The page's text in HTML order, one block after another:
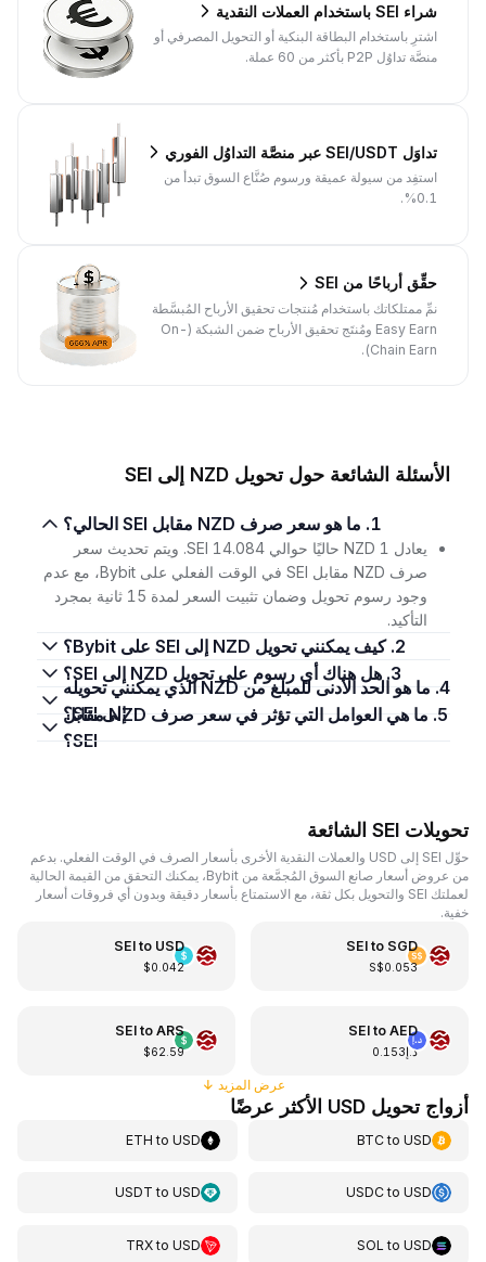
شراء SEI باستخدام العملات النقدية
اشترِ باستخدام البطاقة البنكية أو التحويل المصرفي أو
منصَّة تداوُل P2P بأكثر من 60 عملة.
تداوَل SEI/USDT عبر منصَّة التداوُل الفوري
استفِد من سيولة عميقة ورسوم صُنَّاع السوق تبدأ من
0.1%.
حقِّق أرباحًا من SEI
نمِّ ممتلكاتك باستخدام مُنتجات تحقيق الأرباح المُبسَّطة
Easy Earn ومُنتَج تحقيق الأرباح ضمن الشبكة (On-
Chain Earn).
الأسئلة الشائعة حول تحويل NZD إلى SEI
1. ما هو سعر صرف NZD مقابل SEI الحالي؟
يعادل 1 NZD حاليًا حوالي 14.084 SEI. ويتم تحديث سعر
صرف NZD مقابل SEI في الوقت الفعلي على Bybit، مع عدم
وجود رسوم تحويل وضمان تثبيت السعر لمدة 15 ثانية بمجرد
التأكيد.
2. كيف يمكنني تحويل NZD إلى SEI على Bybit؟
3. هل هناك أي رسوم على تحويل NZD إلى SEI؟
4. ما هو الحد الأدنى للمبلغ من NZD الذي يمكنني تحويله
إلى SEI؟5. ما هي العوامل التي تؤثر في سعر صرف NZD مقابل
SEI؟
تحويلات SEI الشائعة
حوِّل SEI إلى USD والعملات النقدية الأخرى بأسعار الصرف في الوقت الفعلي. بدعم
من عروض أسعار صانع السوق المُجمَّعة من Bybit، يمكنك التحقق من القيمة الحالية
لعملتك SEI والتحويل بكل ثقة، مع الاستمتاع بأسعار دقيقة وبدون أي فروقات أسعار
خفية.
SEI to SGD
S$0.053
SEI to USD
$0.042
SEI toAED
د.إ0.153
SEI toARS
$62.59
عرض المزيد ↓
أزواج تحويل USD الأكثر عرضًا
BTCtoUSD
ETH toUSD
USDCtoUSD
USDT toUSD
SOL toUSD
TRXtoUSD